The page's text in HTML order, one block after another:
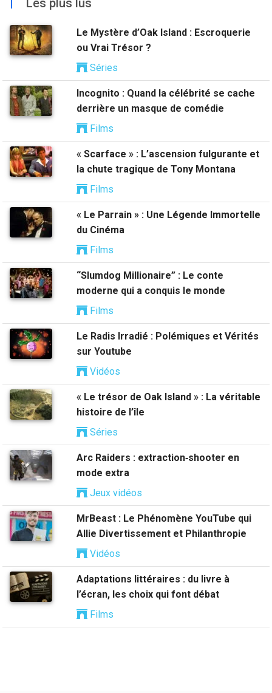
Le Mystère d’Oak Island : Escroquerie
ou Vrai Trésor ?
Séries
Incognito : Quand la célébrité se cache
derrière un masque de comédie
Films
« Scarface » : L’ascension fulgurante et
la chute tragique de Tony Montana
Films
« Le Parrain » : Une Légende Immortelle
du Cinéma
Films
“Slumdog Millionaire” : Le conte
moderne qui a conquis le monde
Films
Le Radis Irradié : Polémiques et Vérités
sur Youtube
Vidéos
« Le trésor de Oak Island » : La véritable
histoire de l’île
Séries
Arc Raiders : extraction‑shooter en
mode extra
Jeux vidéos
MrBeast : Le Phénomène YouTube qui
Allie Divertissement et Philanthropie
Vidéos
Adaptations littéraires : du livre à
l’écran, les choix qui font débat
Films